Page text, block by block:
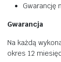
Gwarancję
Gwarancja
Na każdą
okres 12